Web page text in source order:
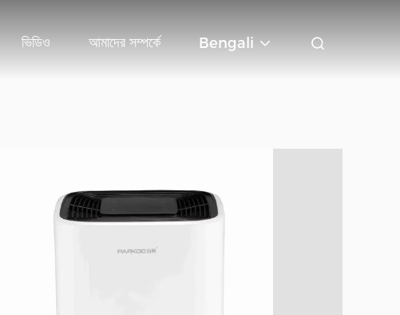
ভিডিও আমাদের সম্পর্কে Bengali